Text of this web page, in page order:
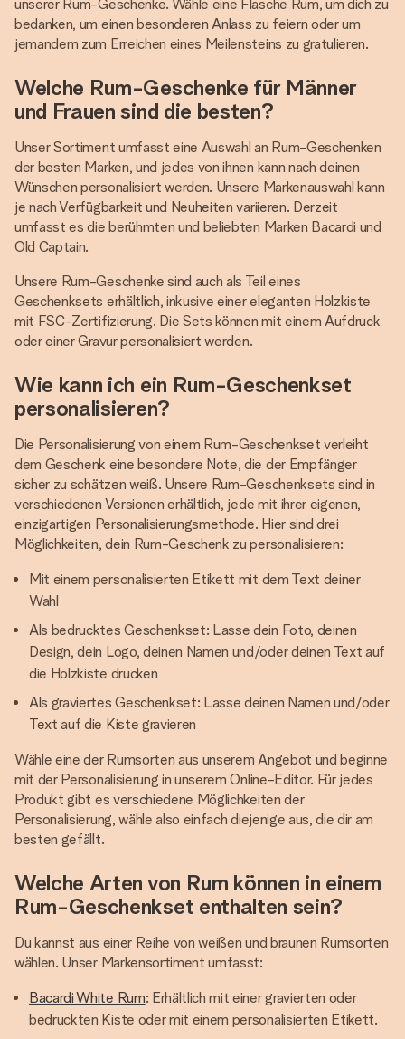
unserer Rum-Geschenke. Wähle eine Flasche Rum, um dich zu
bedanken, um einen besonderen Anlass zu feiern oder um
jemandem zum Erreichen eines Meilensteins zu gratulieren.
Welche Rum-Geschenke für Männer
und Frauen sind die besten?
Unser Sortiment umfasst eine Auswahl an Rum-Geschenken
der besten Marken, und jedes von ihnen kann nach deinen
Wünschen personalisiert werden. Unsere Markenauswahl kann
je nach Verfügbarkeit und Neuheiten variieren. Derzeit
umfasst es die berühmten und beliebten Marken Bacardi und
Old Captain.
Unsere Rum-Geschenke sind auch als Teil eines
Geschenksets erhältlich, inkusive einer eleganten Holzkiste
mit FSC-Zertifizierung. Die Sets können mit einem Aufdruck
oder einer Gravur personalisiert werden.
Wie kann ich ein Rum-Geschenkset
personalisieren?
Die Personalisierung von einem Rum-Geschenkset verleiht
dem Geschenk eine besondere Note, die der Empfänger
sicher zu schätzen weiß. Unsere Rum-Geschenksets sind in
verschiedenen Versionen erhältlich, jede mit ihrer eigenen,
einzigartigen Personalisierungsmethode. Hier sind drei
Möglichkeiten, dein Rum-Geschenk zu personalisieren:
Mit einem personalisierten Etikett mit dem Text deiner
Wahl
Als bedrucktes Geschenkset: Lasse dein Foto, deinen
Design, dein Logo, deinen Namen und/oder deinen Text auf
die Holzkiste drucken
Als graviertes Geschenkset: Lasse deinen Namen und/oder
Text auf die Kiste gravieren
Wähle eine der Rumsorten aus unserem Angebot und beginne
mit der Personalisierung in unserem Online-Editor. Für jedes
Produkt gibt es verschiedene Möglichkeiten der
Personalisierung, wähle also einfach diejenige aus, die dir am
besten gefällt.
Welche Arten von Rum können in einem
Rum-Geschenkset enthalten sein?
Du kannst aus einer Reihe von weißen und braunen Rumsorten
wählen. Unser Markensortiment umfasst:
Bacardi White Rum: Erhältlich mit einer gravierten oder
bedruckten Kiste oder mit einem personalisierten Etikett.